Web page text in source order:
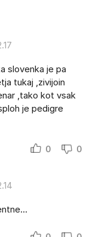
slovenka je pa
tukaj ,zivijoin
,tako kot vsak
je pedigre
0 0